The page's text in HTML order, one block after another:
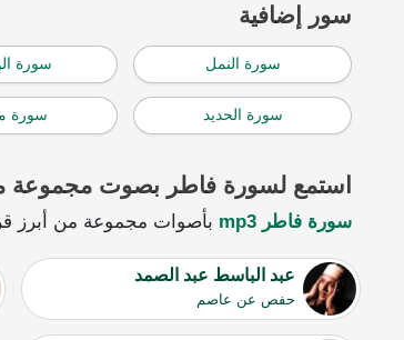
سور إضافية
سورة النمل سورة
سورة الحديد سورة
استمع لسورة فاطر بصوت مجموعة
سورة فاطر mp3 بأصوات مجموعة من أبرز
عبد الباسط عبد الصمد
حفص عن عاصم